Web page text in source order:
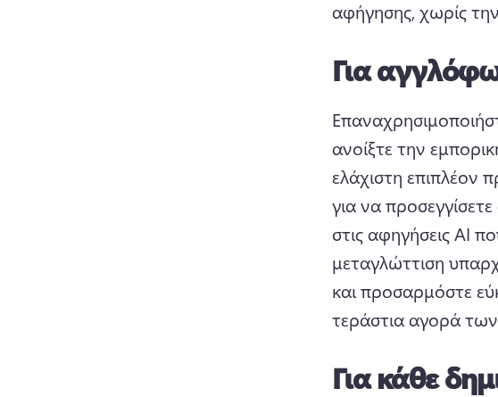
αφήγησης, χωρίς
Για
ανοίξτε την
ελάχιστη επιπλέον
για να
στις αφηγήσεις AI
μεταγλώττιση
και προσαρμόστε
τεράστια αγορά
Για κάθε